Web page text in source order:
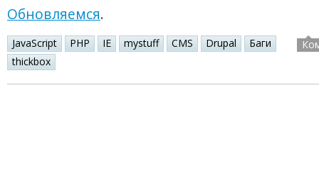
Обновляемся.
JavaScript PHP IE mystuff CMS Drupal
Баги
thickbox